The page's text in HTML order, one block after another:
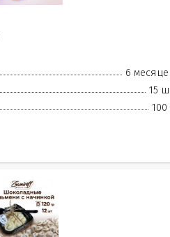
6
15
100